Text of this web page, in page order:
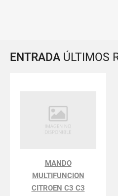
ENTRADA ÚLTIMOS
MANDO
MULTIFUNCION
CITROEN C3 C3